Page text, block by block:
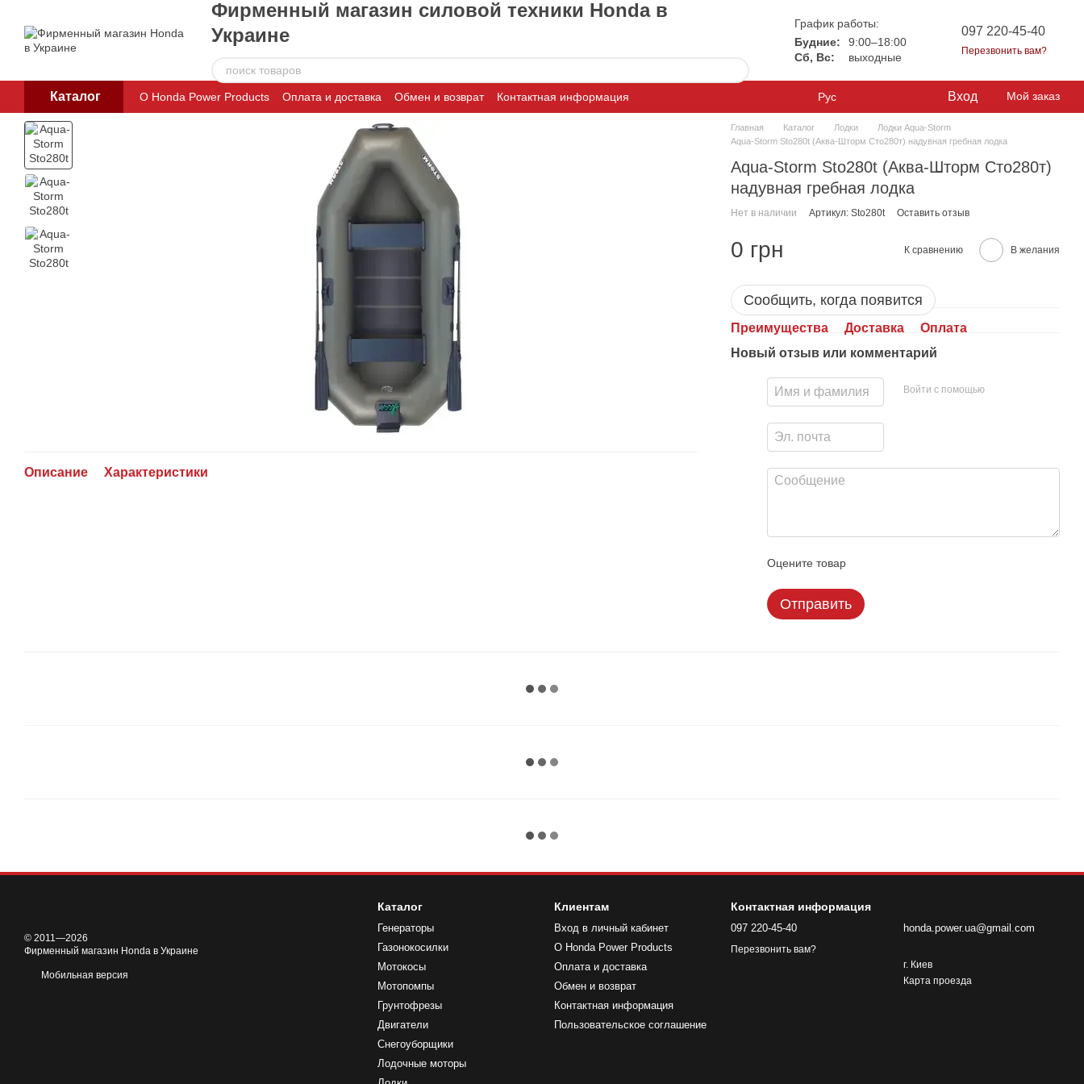
Фирменный магазин силовой техники Honda в
Украине
График работы:
Будние:
9:00–18:00
Сб, Вс:
выходные
097 220-45-40
Перезвонить вам?
Каталог О Honda Power Products Оплата и доставка Обмен и возврат
Контактная информация
Пользовательское соглашение
Рус Вход Мой заказ
Описание Характеристики
Главная Каталог Лодки
Лодки Aqua-Storm
Aqua-Storm Sto280t (Аква-Шторм Сто280т) надувная гребная лодка
Aqua-Storm Sto280t (Аква-Шторм Сто280т)
надувная гребная лодка
Нет в наличии Артикул: Sto280t Оставить отзыв
0 грн К сравнению В желания
Сообщить, когда появится
Преимущества Доставка
Оплата
Новый отзыв или комментарий
Войти с помощью
Оцените товар
Отправить
© 2011—2026
Фирменный магазин Honda в Украине
Мобильная версия
Каталог
Генераторы
Газонокосилки
Мотокосы
Мотопомпы
Грунтофрезы
Двигатели
Снегоуборщики
Лодочные моторы
Клиентам
Вход в личный кабинет
О Honda Power Products
Оплата и доставка
Обмен и возврат
Контактная информация
Пользовательское соглашение
Контактная информация
097 220-45-40
Перезвонить вам?
honda.power.ua@gmail.com
г. Киев
Карта проезда